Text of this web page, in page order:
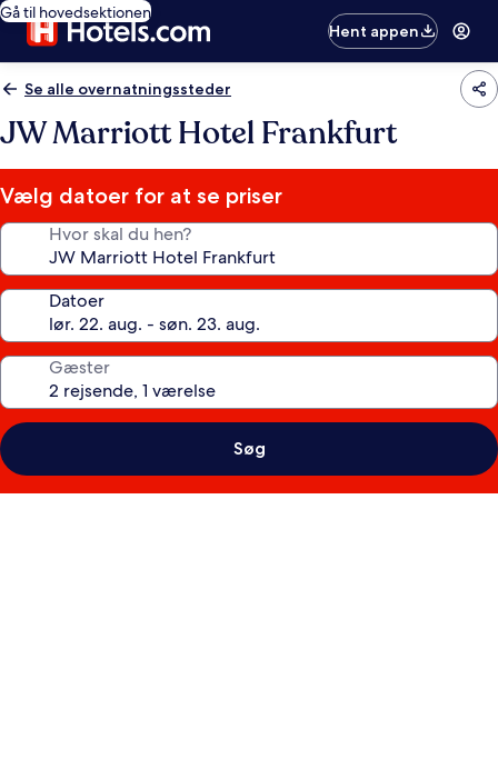
Gå til hovedsektionen
Hent appen
Se alle overnatningssteder
JW Marriott Hotel Frankfurt
Vælg datoer for at se priser
Hvor skal du hen?
Datoer
Gæster
Søg